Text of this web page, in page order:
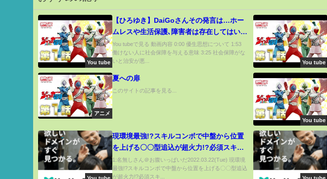
You tube
【ひろゆき】DaiGoさんその発言は…ホー
ムレスや生活保護､障害者は存在してはいけ
ないのか？ひろゆきが優生思想について話
すシーンまとめ【切り抜き/論破/メンタリス
トDaiGo】
You tubeで見る 動画内容 0:00 優生思想について 1:53
働けない人に社会保障を与える意味 3:25 社会保障がな
いと治安が悪...
You tube
アニメ
夏への扉
このサイトの記事を見る...
You tube
現環境最強!?スキルコンボで中盤から位置
を上げる〇〇型追込が超火力!?必須スキル
や立ち回りを徹底解説【ウマ娘 育成 オープ
ン ピスケス杯 キタサンブラック メジロブ
1:名無しさん＠お腹いっぱいだ2022.03.22(Tue) 現環境
最強!?スキルコンボで中盤から位置を上げる〇〇型追込
が超火力!?必須スキ...